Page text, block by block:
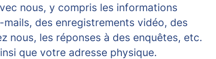
nous, y compris les informations
des enregistrements vidéo, des
nous, les réponses à des enquêtes, etc.
que votre adresse physique.